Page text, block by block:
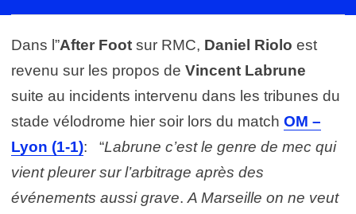
Dans l”After Foot sur RMC, Daniel Riolo est
revenu sur les propos de Vincent Labrune
suite au incidents intervenu dans les tribunes du
stade vélodrome hier soir lors du match OM –
Lyon (1-1): “Labrune c’est le genre de mec qui
vient pleurer sur l’arbitrage après des
événements aussi grave. A Marseille on ne veut